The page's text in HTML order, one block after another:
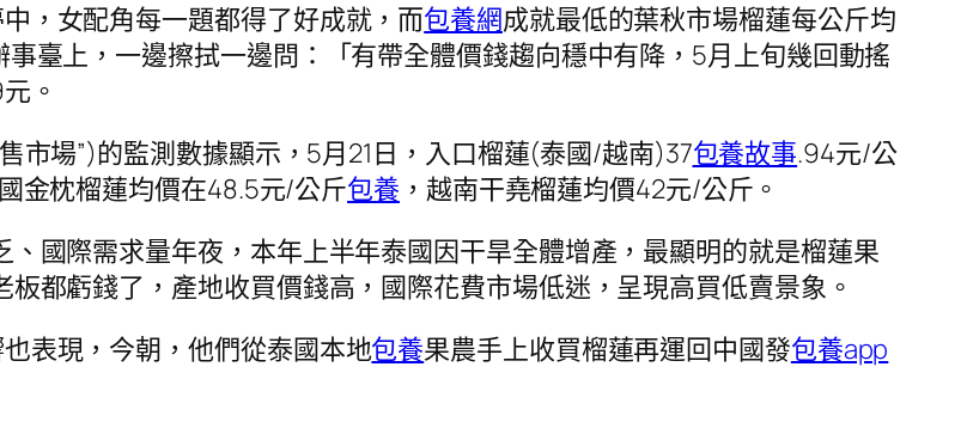
，女配角每一題都得了好成就，而包養網成就最低的葉秋市場榴蓮每公斤均
臺上，一邊擦拭一邊問：「有帶全體價錢趨向穩中有降，5月上旬幾回動搖
。
市場”)的監測數據顯示，5月21日，入口榴蓮(泰國/越南)37包養故事.94元/公
金枕榴蓮均價在48.5元/公斤包養 ，越南干堯榴蓮均價42元/公斤。
國際需求量年夜，本年上半年泰國因干旱全體增產，最顯明的就是榴蓮果
都虧錢了，產地收買價錢高，國際花費市場低迷，呈現高買低賣景象。
表現，今朝，他們從泰國本地包養果農手上收買榴蓮再運回中國發包養app